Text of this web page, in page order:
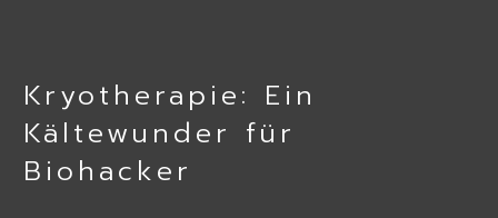
Kryotherapie: Ein
Kältewunder für
Biohacker